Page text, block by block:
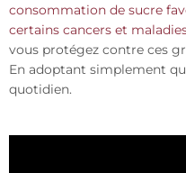
consommation de sucre
certains cancers et
vous protégez contre ces
En adoptant simplement
quotidien.